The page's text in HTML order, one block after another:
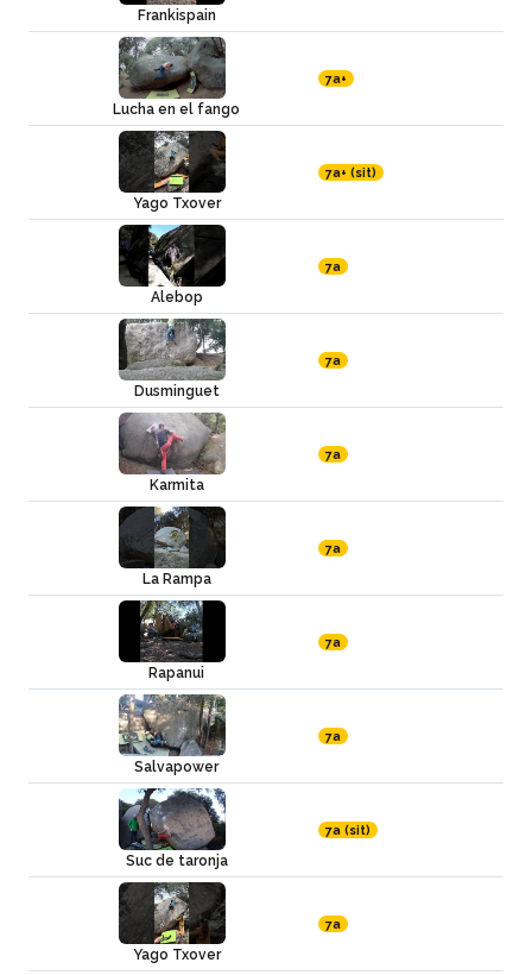
Frankispain
Lucha en el fango
7a+
Yago Txover
7a+ (sit)
Alebop
7a
Dusminguet
7a
Karmita
7a
La Rampa
7a
Rapanui
7a
Salvapower
7a
Suc de taronja
7a (sit)
Yago Txover
7a